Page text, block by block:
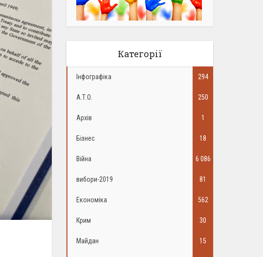
Категорії
Інфографіка 294
А.Т.О. 250
Архів 1
Бізнес 18
Війна 6 086
вибори-2019 81
Економіка 562
Крим 30
Майдан 15